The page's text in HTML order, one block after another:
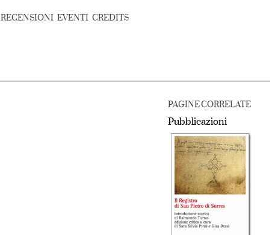
RECENSIONI EVENTI CREDITS
PAGINE CORRELATE
Pubblicazioni